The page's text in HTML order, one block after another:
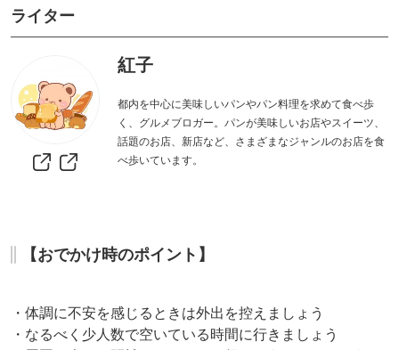
ライター
紅子
都内を中心に美味しいパンやパン料理を求めて食べ歩
く、グルメブロガー。パンが美味しいお店やスイーツ、
話題のお店、新店など、さまざまなジャンルのお店を食
べ歩いています。
【おでかけ時のポイント】
・体調に不安を感じるときは外出を控えましょう
・なるべく少人数で空いている時間に行きましょう